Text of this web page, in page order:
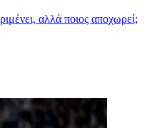
αλλά ποιος αποχωρεί;